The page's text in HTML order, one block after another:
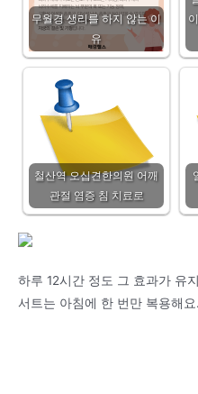
무월경 생리를 하지 않는 이
유
철산역 오십견한의원 어깨
관절 염증 침 치료로
하루 12시간 정도 그 효과가 유
서트는 아침에 한 번만 복용해요.